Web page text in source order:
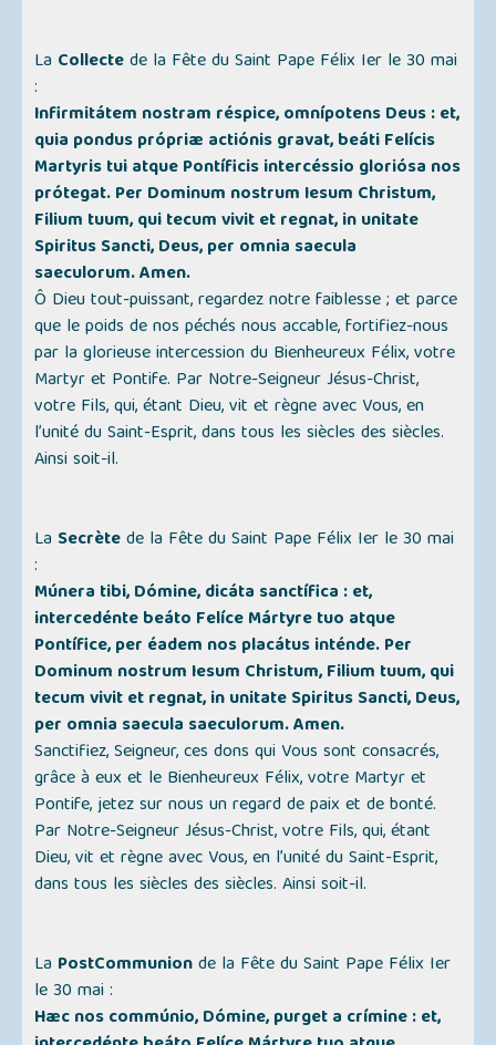
La Collectede la Fête du Saint Pape Félix Ier le 30 mai
:
Infirmitátem nostram réspice, omnípotens Deus : et,
quia pondus própriæ actiónis gravat, beáti Felícis
Martyris tui atque Pontíficis intercéssio gloriósa nos
prótegat. Per Dominum nostrum Iesum Christum,
Filium tuum, qui tecum vivit et regnat, in unitate
Spiritus Sancti, Deus, per omnia saecula
saeculorum. Amen.
Ô Dieu tout-puissant, regardez notre faiblesse ; et parce
que le poids de nos péchés nous accable, fortifiez-nous
par la glorieuse intercession du Bienheureux Félix, votre
Martyr et Pontife. Par Notre-Seigneur Jésus-Christ,
votre Fils, qui, étant Dieu, vit et règne avec Vous, en
l’unité du Saint-Esprit, dans tous les siècles des siècles.
Ainsi soit-il.
La Secrètede la Fête du Saint Pape Félix Ier le 30 mai
:
Múnera tibi, Dómine, dicáta sanctífica : et,
intercedénte beáto Felíce Mártyre tuo atque
Pontífice, per éadem nos placátus inténde. Per
Dominum nostrum Iesum Christum, Filium tuum, qui
tecum vivit et regnat, in unitate Spiritus Sancti, Deus,
per omnia saecula saeculorum. Amen.
Sanctifiez, Seigneur, ces dons qui Vous sont consacrés,
grâce à eux et le Bienheureux Félix, votre Martyr et
Pontife, jetez sur nous un regard de paix et de bonté.
Par Notre-Seigneur Jésus-Christ, votre Fils, qui, étant
Dieu, vit et règne avec Vous, en l’unité du Saint-Esprit,
dans tous les siècles des siècles. Ainsi soit-il.
La PostCommunionde la Fête du Saint Pape Félix Ier
le 30 mai :
Hæc nos commúnio, Dómine, purget a crímine : et,